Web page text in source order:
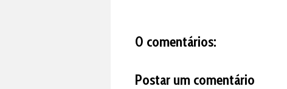
0 comentários:
Postar um comentário